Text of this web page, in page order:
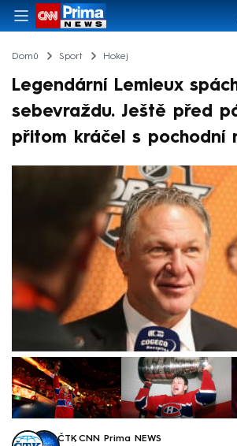
Domů Sport Hokej
Legendární Lemieux
sebevraždu. Ještě před
přitom kráčel s pochodní
ČTK, CNN Prima NEWS